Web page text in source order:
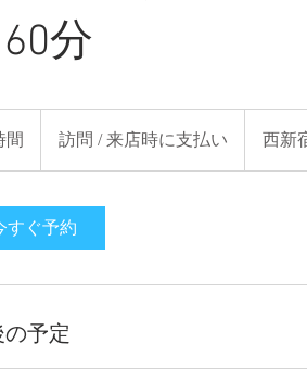
60分
間
店
に
支
払
い
訪問 / 来店時に支払い 西新
すぐ予約
予定